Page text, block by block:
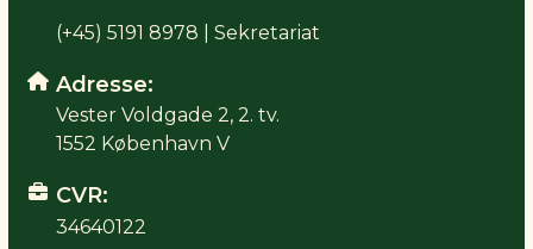
(+45) 5191 8978 | Sekretariat
Adresse:
Vester Voldgade 2, 2. tv.
1552 København V
CVR:
34640122